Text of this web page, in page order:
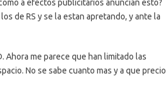
a efectos publicitarios anuncian esto?
de RS y se la estan apretando, y ante la
Ahora me parece que han limitado las
No se sabe cuanto mas y a que precio